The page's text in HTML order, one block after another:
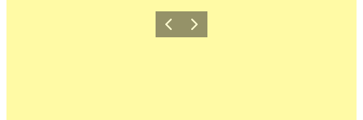
Forrige billede
Næste billede